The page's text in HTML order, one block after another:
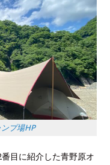
プ場HP
目に紹介した青野原オ